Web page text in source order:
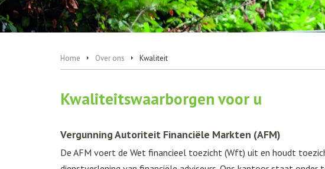
Home Over ons Kwaliteit
Kwaliteitswaarborgen voor u
Vergunning Autoriteit Financiële Markten (AFM)
De AFM voert de Wet financieel toezicht (Wft) uit en houdt